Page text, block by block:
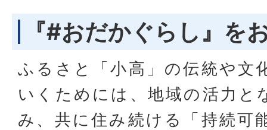
『#おだかぐらし』を
ふるさと「小高」の伝統や文
いくためには、地域の活力と
み、共に住み続ける「持続可